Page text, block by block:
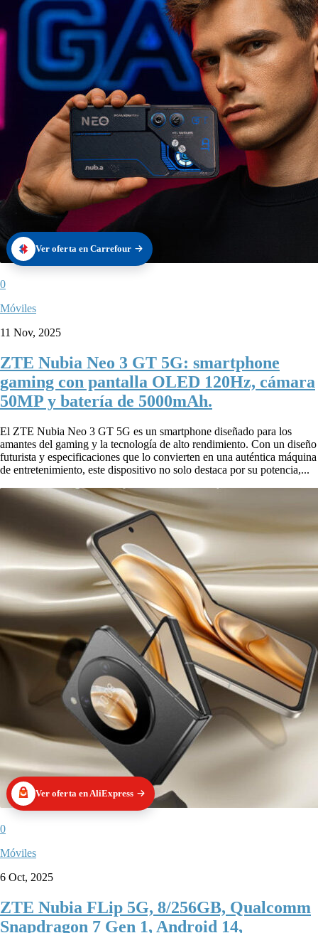
Ver oferta en Carrefour
0
Móviles
11 Nov, 2025
ZTE Nubia Neo 3 GT 5G: smartphone
gaming con pantalla OLED 120Hz, cámara
50MP y batería de 5000mAh.
El ZTE Nubia Neo 3 GT 5G es un smartphone diseñado para los
amantes del gaming y la tecnología de alto rendimiento. Con un diseño
futurista y especificaciones que lo convierten en una auténtica máquina
de entretenimiento, este dispositivo no solo destaca por su potencia,...
Ver oferta en AliExpress
0
Móviles
6 Oct, 2025
ZTE Nubia FLip 5G, 8/256GB, Qualcomm
Snapdragon 7 Gen 1, Android 14,